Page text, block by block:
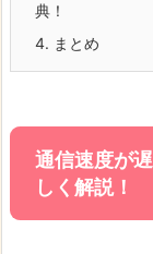
典！
4. まとめ
通信速度が
しく解説！